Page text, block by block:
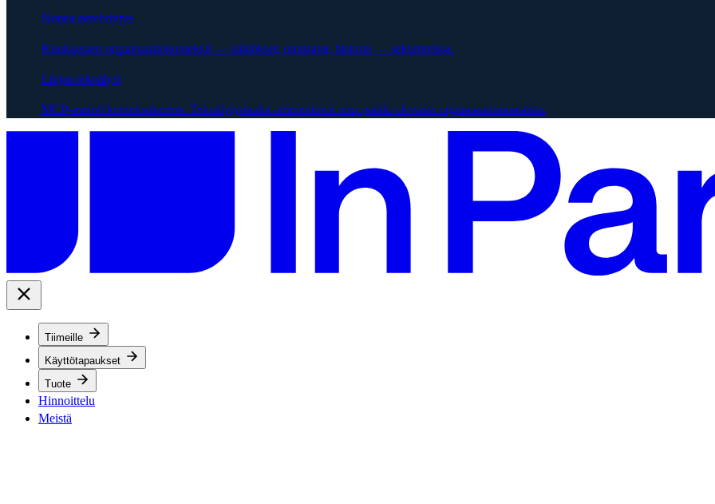
Nopea perehdytys
Kuukausien organisaatiokonteksti — päätökset, omistajat, historia — sekunneissa.
Linjaa tekoälysi
MCP-natiivi kontekstikerros. Tekoälytyökalut ammentavat aina päällä olevasta organisaatiomuistista.
Tiimeille
Käyttötapaukset
Tuote
Hinnoittelu
Meistä